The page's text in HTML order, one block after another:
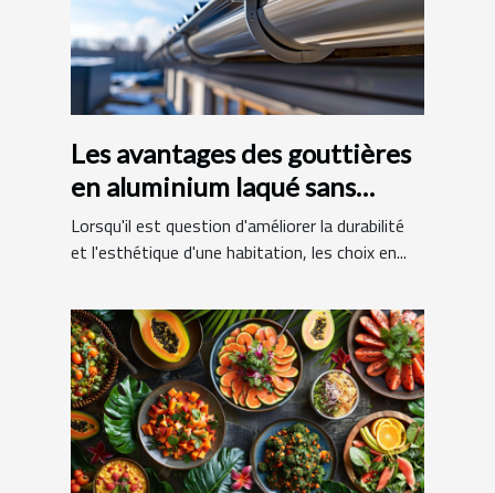
Les avantages des gouttières
en aluminium laqué sans
raccords
Lorsqu'il est question d'améliorer la durabilité
et l'esthétique d'une habitation, les choix en...